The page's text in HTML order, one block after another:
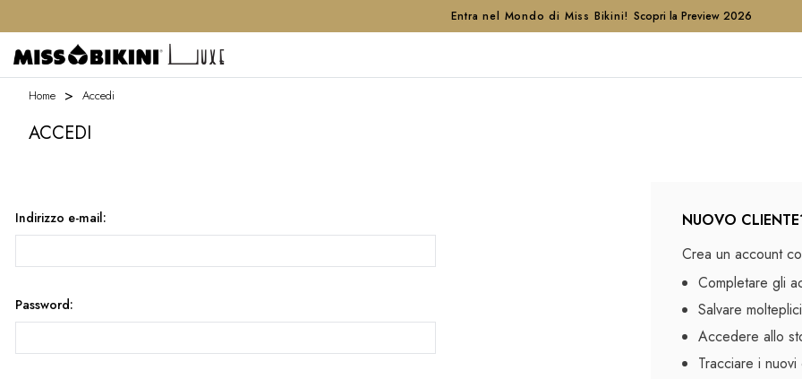
Entra nel Mondo di Miss Bikini! Scopri la Preview 2026
Home Accedi
ACCEDI
Indirizzo e-mail:
Password:
NUOVO
Crea un account
Completare gli
Salvare
Accedere allo
Tracciare i